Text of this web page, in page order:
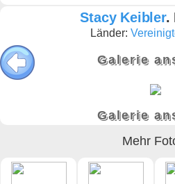
Stacy Keibler.
Länder:
Galerie
Galerie
Mehr